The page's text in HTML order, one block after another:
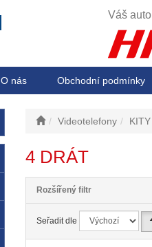
Váš
O nás Obchodní podmínky
Videotelefony KITY
4 DRÁT
Rozšířený filtr
Seřadit dle